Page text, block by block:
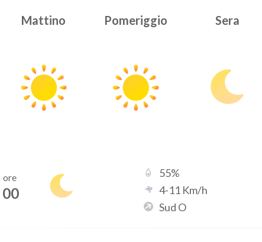
Mattino Pomeriggio Sera
ore
00
55%
4-11 Km/h
Sud O